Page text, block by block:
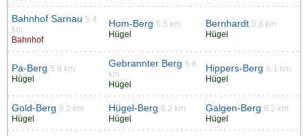
Bahnhof Sarnau 5.4
km
Bahnhof
Hom-Berg 5.5 km
Hügel
Bernhardt 5.8 km
Hügel
Pa-Berg 5.8 km
Hügel
Gebrannter Berg 5.8
km
Hügel
Hippers-Berg 6.1 km
Hügel
Gold-Berg 6.2 km
Hügel
Hügel-Berg 6.2 km
Hügel
Galgen-Berg 6.2 km
Hügel